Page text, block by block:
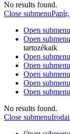
No results found.
Close submenu
Open
Open
tartozékaik
Open
Open
Open
Open
Open
No results found.
Close submenu